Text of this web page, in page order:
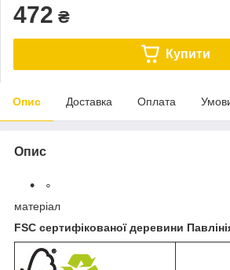
472 ₴
Купити
Опис Доставка Оплата
Опис
матеріал
FSC сертифікованої деревини